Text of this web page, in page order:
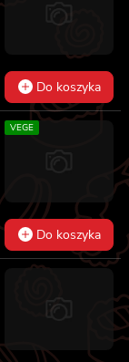
Do koszyka
VEGE
Do koszyka